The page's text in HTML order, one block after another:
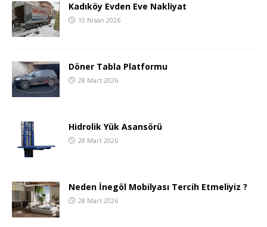
Kadıköy Evden Eve Nakliyat
10 Nisan 2026
Döner Tabla Platformu
28 Mart 2026
Hidrolik Yük Asansörü
28 Mart 2026
Neden İnegöl Mobilyası Tercih Etmeliyiz ?
28 Mart 2026